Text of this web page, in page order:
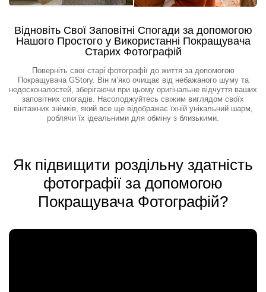
Відновіть Свої Заповітні Спогади за допомогою
Нашого Простого у Використанні Покращувача
Старих Фотографій
Поверніть свої старі фотографії до життя за допомогою
Покращувача GStory. Він м’яко очищає від небажаного шуму та
недосконалостей, зберігаючи при цьому оригінальне відчуття ваших
заповітних спогадів. Насолоджуйтесь свіжим виглядом своїх
вінтажних знімків, який все ще відображає їхній унікальний шарм,
роблячи їх ідеальними для обміну з близькими.
Як підвищити роздільну здатність
фотографії за допомогою
Покращувача Фотографій?